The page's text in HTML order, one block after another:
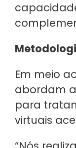
Em meio
abordam
para
virtuais